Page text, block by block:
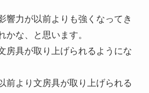
響力が以前よりも強くなってき
かな、と思います。
房具が取り上げられるようにな
前より文房具が取り上げられる